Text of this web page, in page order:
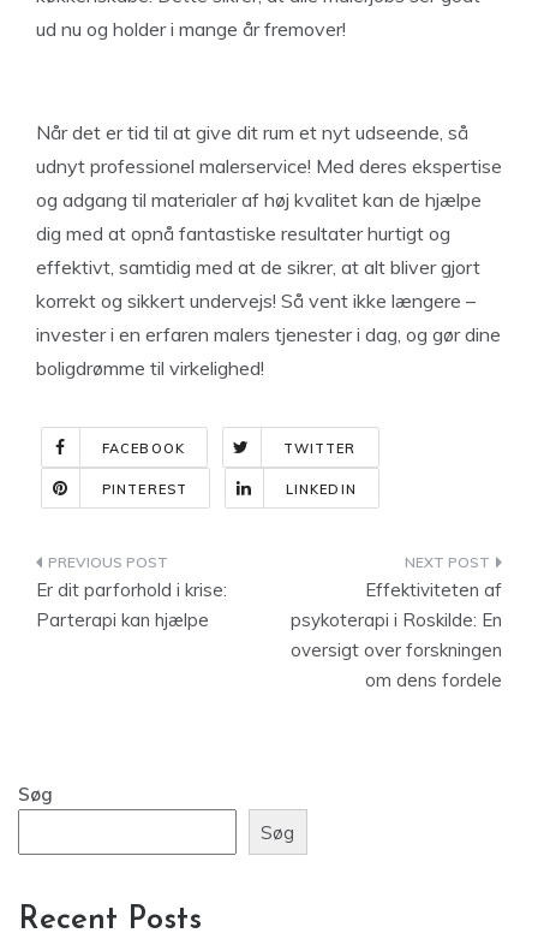
ud nu og holder i mange år fremover!
Når det er tid til at give dit rum et nyt udseende, så
udnyt professionel malerservice! Med deres ekspertise
og adgang til materialer af høj kvalitet kan de hjælpe
dig med at opnå fantastiske resultater hurtigt og
effektivt, samtidig med at de sikrer, at alt bliver gjort
korrekt og sikkert undervejs! Så vent ikke længere –
invester i en erfaren malers tjenester i dag, og gør dine
boligdrømme til virkelighed!
FACEBOOK TWITTER
PINTEREST LINKEDIN
Indlægsnavigation
Er dit parforhold i krise:
Parterapi kan hjælpe
Effektiviteten af
psykoterapi i Roskilde: En
oversigt over forskningen
om dens fordele
Søg
Søg
Recent Posts